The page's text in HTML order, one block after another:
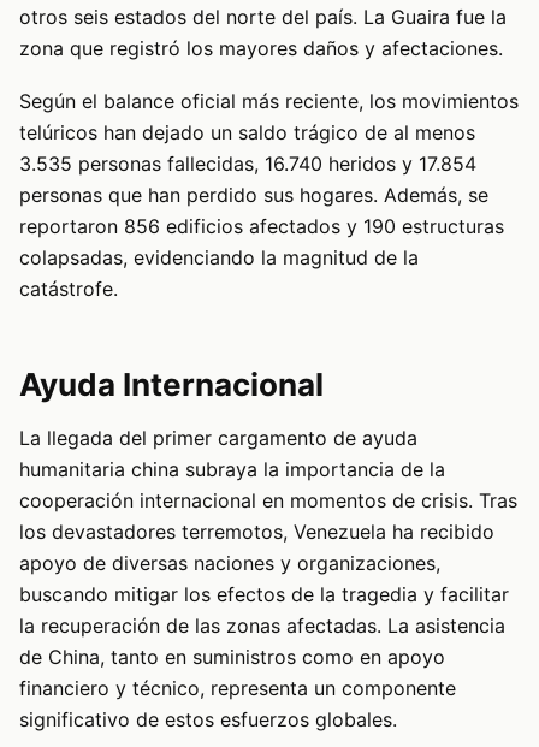
otros seis estados del norte del país. La Guaira fue la
zona que registró los mayores daños y afectaciones.
Según el balance oficial más reciente, los movimientos
telúricos han dejado un saldo trágico de al menos
3.535 personas fallecidas, 16.740 heridos y 17.854
personas que han perdido sus hogares. Además, se
reportaron 856 edificios afectados y 190 estructuras
colapsadas, evidenciando la magnitud de la
catástrofe.
Ayuda Internacional
La llegada del primer cargamento de ayuda
humanitaria china subraya la importancia de la
cooperación internacional en momentos de crisis. Tras
los devastadores terremotos, Venezuela ha recibido
apoyo de diversas naciones y organizaciones,
buscando mitigar los efectos de la tragedia y facilitar
la recuperación de las zonas afectadas. La asistencia
de China, tanto en suministros como en apoyo
financiero y técnico, representa un componente
significativo de estos esfuerzos globales.